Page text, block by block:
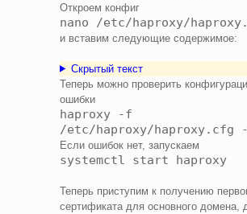
Откроем конфиг
nano /etc/haproxy/
и вставим следующие содержимое:
Скрытый текст
Теперь можно проверить
ошибки
haproxy -f
/etc/haproxy/haproxy.cfg
Если ошибок нет, запускаем
systemctl start haproxy
Теперь приступим к получению
сертификата для основного домена,